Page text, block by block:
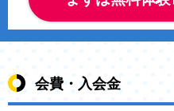
会費・入会金